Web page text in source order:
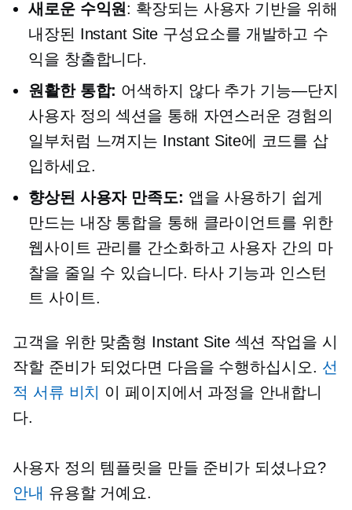
새로운 수익원 : 확장되는 사용자 기반을 위해
내장된 Instant Site 구성요소를 개발하고 수
익을 창출합니다.
원활한 통합: 어색하지 않다 추가 기능—단지
사용자 정의 섹션을 통해 자연스러운 경험의
일부처럼 느껴지는 Instant Site에 코드를 삽
입하세요.
향상된 사용자 만족도: 앱을 사용하기 쉽게
만드는 내장 통합을 통해 클라이언트를 위한
웹사이트 관리를 간소화하고 사용자 간의 마
찰을 줄일 수 있습니다. 타사기능과 인스턴
트 사이트.
고객을 위한 맞춤형 Instant Site 섹션 작업을 시
작할 준비가 되었다면 다음을 수행하십시오. 선
적 서류 비치
이 페이지에서 과정을 안내합니
다.
사용자 정의 템플릿을 만들 준비가 되셨나요?
안내 유용할 거예요.